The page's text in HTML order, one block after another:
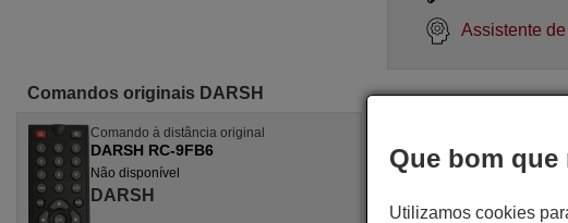
Assistente
Comandos originais DARSH
Comando à distância original
DARSH RC-9FB6
Não disponível
DARSH
Que bom
Utilizamos cookies